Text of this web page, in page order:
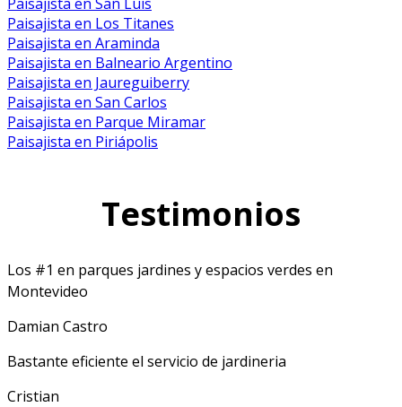
Paisajista en Los Titanes
Paisajista en Araminda
Paisajista en Balneario Argentino
Paisajista en Jaureguiberry
Paisajista en San Carlos
Paisajista en Parque Miramar
Paisajista en Piriápolis
Testimonios
Los #1 en parques jardines y espacios verdes en
Montevideo
Damian Castro
Bastante eficiente el servicio de jardineria
Cristian